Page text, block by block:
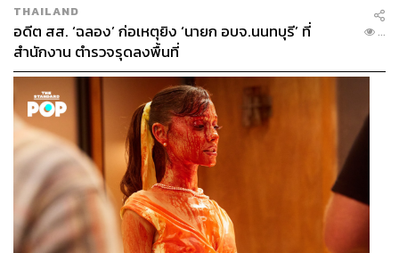
THAILAND
อดีต สส. ‘ฉลอง’ ก่อเหตุยิง ‘นายก อบจ.นนทบุรี’ ที่
สำนักงาน ตำรวจรุดลงพื้นที่
...